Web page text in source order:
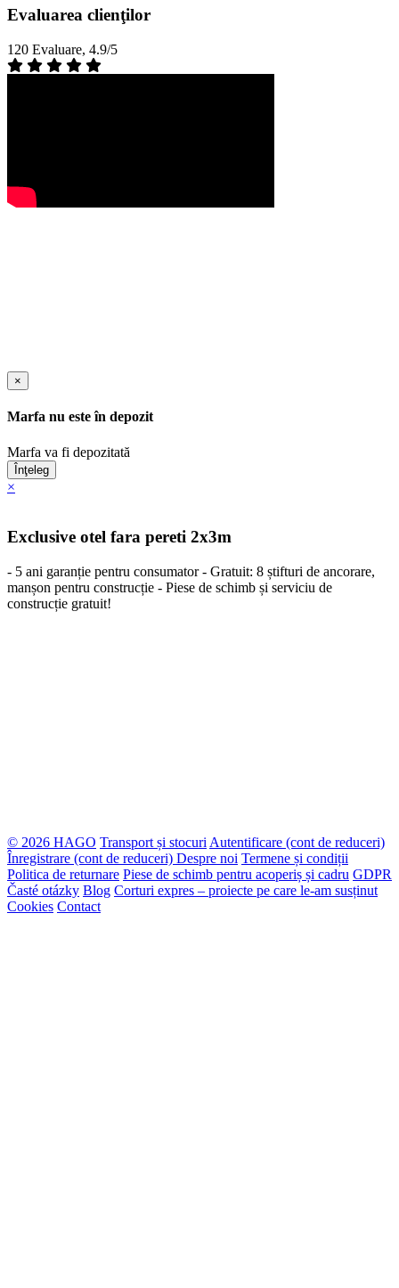
Evaluarea clienţilor
120 Evaluare, 4.9/5
×
Marfa nu este în depozit
Marfa va fi depozitată
Înţeleg
×
Exclusive otel fara pereti 2x3m
- 5 ani garanție pentru consumator - Gratuit: 8 știfturi de ancorare,
manșon pentru construcție - Piese de schimb și serviciu de
construcție gratuit!
© 2026 HAGO Transport și stocuri Autentificare (cont de reduceri)
Înregistrare (cont de reduceri) Despre noi Termene și condiții
Politica de returnare Piese de schimb pentru acoperiș și cadru GDPR
Časté otázky Blog Corturi expres – proiecte pe care le-am susținut
Cookies Contact